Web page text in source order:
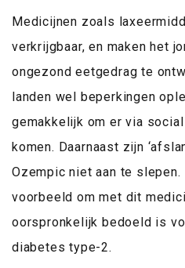
Medicijnen zoals
verkrijgbaar, en maken het
ongezond eetgedrag te
landen wel beperkingen
gemakkelijk om er via
komen. Daarnaast zijn
Ozempic niet aan te
voorbeeld om met dit
oorspronkelijk bedoeld is
diabetes type-2.